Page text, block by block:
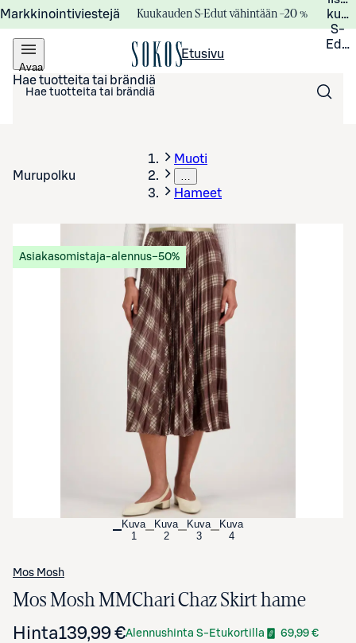
Markkinointiviestejä Kuukauden S-Edut vähintään –20 %
S-
Avaa
valikko
Etusivu
Hae tuotteita tai brändiä
Murupolku
Muoti
…
Hameet
Avaa tuotekuva suurennettuna
Asiakasomistaja-alennus−50%
Kuva
1
Kuva
2
Kuva
3
Kuva
4
Mos Mosh
Mos Mosh MMChari Chaz Skirt hame
Hinta139,99 €Alennushinta S-Etukortilla 69,99 €